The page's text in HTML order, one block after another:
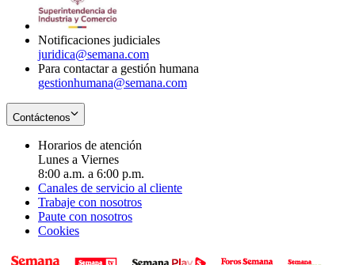
Notificaciones judiciales
juridica@semana.com
Para contactar a gestión humana
gestionhumana@semana.com
Contáctenos
Horarios de atención
Lunes a Viernes
8:00 a.m. a 6:00 p.m.
Canales de servicio al cliente
Trabaje con nosotros
Paute con nosotros
Cookies